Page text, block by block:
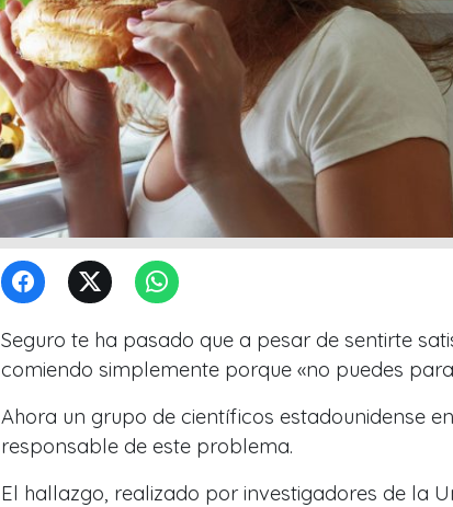
Seguro te ha pasado que a pesar de sentirte
comiendo simplemente porque «no puedes
Ahora un grupo de científicos estadounidense
responsable de este problema.
El hallazgo, realizado por investigadores de la